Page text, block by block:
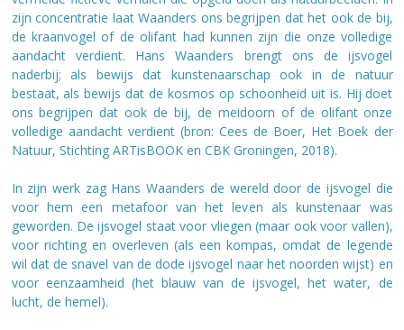
zijn concentratie laat Waanders ons begrijpen dat het ook de bij,
de kraanvogel of de olifant had kunnen zijn die onze volledige
aandacht verdient. Hans Waanders brengt ons de ijsvogel
naderbij; als bewijs dat kunstenaarschap ook in de natuur
bestaat, als bewijs dat de kosmos op schoonheid uit is. Hij doet
ons begrijpen dat ook de bij, de meidoorn of de olifant onze
volledige aandacht verdient (bron: Cees de Boer, Het Boek der
Natuur, Stichting ARTisBOOK en CBK Groningen, 2018).
In zijn werk zag Hans Waanders de wereld door de ijsvogel die
voor hem een metafoor van het leven als kunstenaar was
geworden. De ijsvogel staat voor vliegen (maar ook voor vallen),
voor richting en overleven (als een kompas, omdat de legende
wil dat de snavel van de dode ijsvogel naar het noorden wijst) en
voor eenzaamheid (het blauw van de ijsvogel, het water, de
lucht, de hemel).